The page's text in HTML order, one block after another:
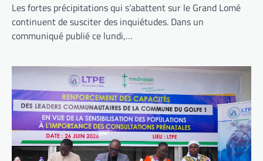
Les fortes précipitations qui s’abattent sur le Grand Lomé
continuent de susciter des inquiétudes. Dans un
communiqué publié ce lundi,…